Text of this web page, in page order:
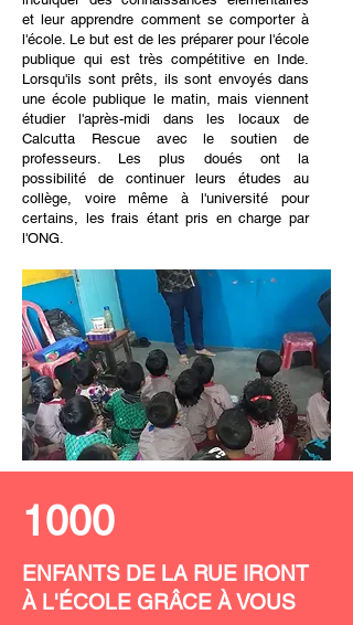
et leur apprendre comment se comporter à
l'école. Le but est de les préparer pour l'école
publique qui est très compétitive en Inde.
Lorsqu'ils sont prêts, ils sont envoyés dans
une école publique le matin, mais viennent
étudier l'après-midi dans les locaux de
Calcutta Rescue avec le soutien de
professeurs. Les plus doués ont la
possibilité de continuer leurs études au
collège, voire même à l'université pour
certains, les frais étant pris en charge par
l'ONG.
1000
ENFANTS DE LA RUE IRONT
À L'ÉCOLE GRÂCE À VOUS